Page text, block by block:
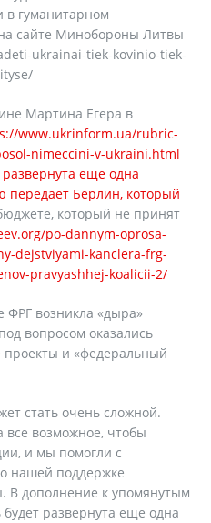
в гуманитарном
сайте Минобороны Литвы
ukrainai-tiek-kovinio-tiek-
Мартина Егера в
www.ukrinform.ua/rubric-
nimeccini-v-ukraini.html
еще одна
передает Берлин, который
который не принят
po-dannym-oprosa-
dejstviyami-kanclera-frg-
pravyashhej-koalicii-2/
возникла «дыра»
вопросом оказались
и «федеральный
стать очень сложной.
все возможное, чтобы
и мы помогли с
нашей поддержке
В дополнение к упомянутым
развернута еще одна